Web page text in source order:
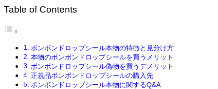
Table of Contents
ボンボンドロップシール本物の特徴と見分け方
本物のボンボンドロップシールを買うメリット
ボンボンドロップシール偽物を買うデメリット
正規品ボンボンドロップシールの購入先
ボンボンドロップシール本物に関するQ&A